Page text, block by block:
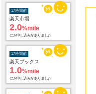
17時間前
楽天市場
2.0%mile
にお申し込みがありました
17時間前
楽天ブックス
1.0%mile
にお申し込みがありました